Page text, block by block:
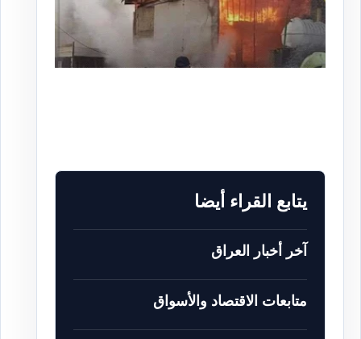
يتابع القراء أيضا
آخر أخبار العراق
متابعات الاقتصاد والأسواق